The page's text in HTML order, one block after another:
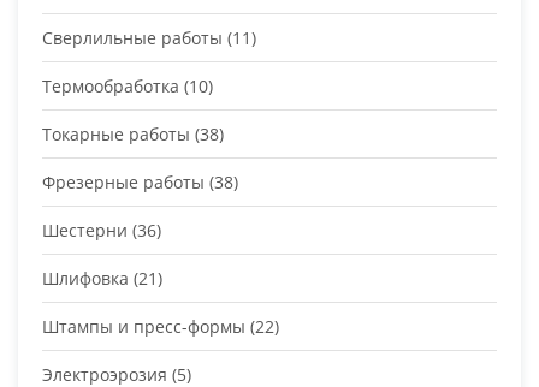
Сверлильные работы (11)
Термообработка (10)
Токарные работы (38)
Фрезерные работы (38)
Шестерни (36)
Шлифовка (21)
Штампы и пресс-формы (22)
Электроэрозия (5)